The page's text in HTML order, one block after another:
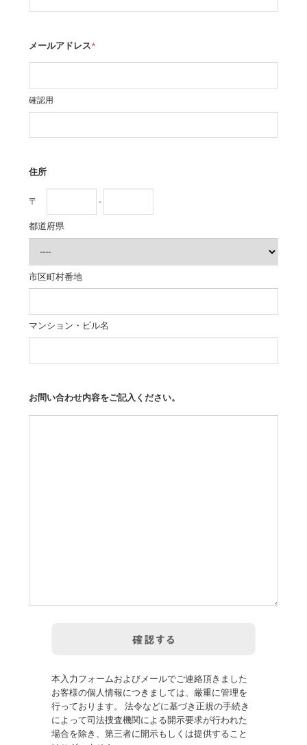
メールアドレス*
確認用
住所
〒 -
都道府県
市区町村番地
マンション・ビル名
お問い合わせ内容をご記入ください。
本入力フォームおよびメールでご連絡頂きました
お客様の個人情報につきましては、厳重に管理を
行っております。 法令などに基づき正規の手続き
によって司法捜査機関による開示要求が行われた
場合を除き、第三者に開示もしくは提供すること